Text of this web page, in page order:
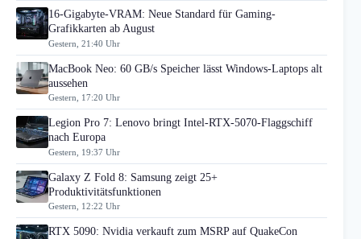
16-Gigabyte-VRAM: Neue Standard für Gaming-
Grafikkarten ab August
Gestern, 21:40 Uhr
MacBook Neo: 60 GB/s Speicher lässt Windows-Laptops alt
aussehen
Gestern, 17:20 Uhr
Legion Pro 7: Lenovo bringt Intel-RTX-5070-Flaggschiff
nach Europa
Gestern, 19:37 Uhr
Galaxy Z Fold 8: Samsung zeigt 25+
Produktivitätsfunktionen
Gestern, 12:22 Uhr
RTX 5090: Nvidia verkauft zum MSRP auf QuakeCon